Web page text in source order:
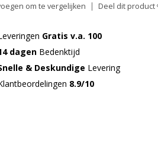
om te vergelijken Deel dit product
Gratis v.a. 100
dagen Bedenktijd
& Deskundige Levering
8.9/10